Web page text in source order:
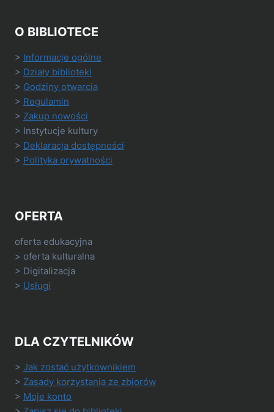
O BIBLIOTECE
> Informacje ogólne
> Działy biblioteki
> Godziny otwarcia
> Regulamin
> Zakup nowości
> Instytucje kultury
> Deklaracja dostępności
> Polityka prywatności
OFERTA
oferta edukacyjna
> oferta kulturalna
> Digitalizacja
> Usługi
DLA CZYTELNIKÓW
> Jak zostać użytkownikiem
> Zasady korzystania ze zbiorów
> Moje konto